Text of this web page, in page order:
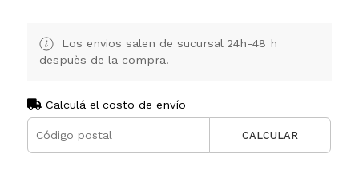
Los envios salen de sucursal 24h-48 h
despuès de la compra.
Calculá el costo de envío
CALCULAR